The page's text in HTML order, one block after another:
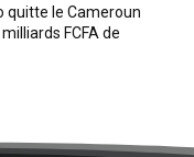
quitte le Cameroun
FCFA de